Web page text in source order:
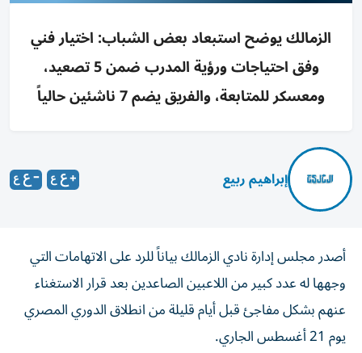
الزمالك يوضح استبعاد بعض الشباب: اختيار فني
وفق احتياجات ورؤية المدرب ضمن 5 تصعيد،
ومعسكر للمتابعة، والفريق يضم 7 ناشئين حالياً
إبراهيم ربيع
أصدر مجلس إدارة نادي الزمالك بياناً للرد على الاتهامات التي
وجهها له عدد كبير من اللاعبين الصاعدين بعد قرار الاستغناء
عنهم بشكل مفاجئ قبل أيام قليلة من انطلاق الدوري المصري
يوم 21 أغسطس الجاري.